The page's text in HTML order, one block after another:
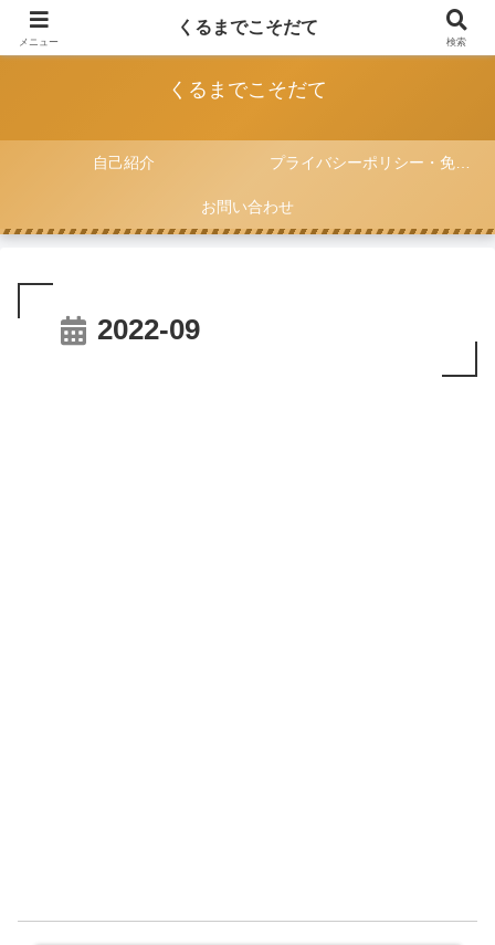
FIAT 500と一緒に子育てをしていく記録
くるまでこそだて
自己紹介 プライバシーポリシー・免責事項
お問い合わせ
2022-09
メニュー
くるまでこそだて
検索